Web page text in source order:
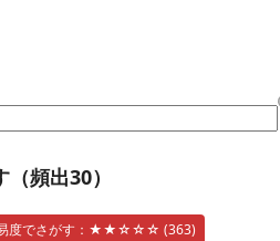
頻出30）
度でさがす：★★☆☆☆ (363)